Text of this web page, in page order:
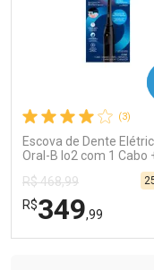
Comprar sem
Por R$ 66,43/cada
Comprar sem
Por R$ 66,43/cada
(3)
Escova de Dente
Oral-B Io2 com 1 Cabo
R$ 468,99
R$349,99
COMPRAR